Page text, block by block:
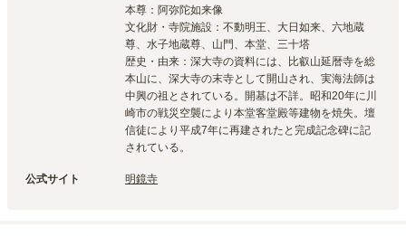
本尊：阿弥陀如来像
文化財・寺院施設：不動明王、大日如来、六地蔵
尊、水子地蔵尊、山門、本堂、三十塔
歴史・由来：深大寺の資料には、比叡山延暦寺を総
本山に、深大寺の末寺として開山され、実海法師は
中興の祖とされている。開基は不詳。昭和20年に川
崎市の戦災空襲により本堂客堂殿等建物を焼失。壇
信徒により平成7年に再建されたと完成記念碑に記
されている。
公式サイト 明鏡寺